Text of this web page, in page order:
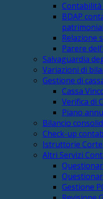
Contabilità
BDAP
Relazione
Parere
Salvaguardia
Variazioni di
Gestione di
Cassa
Verifica di
Piano
Bilancio
Check-up
Istruttorie
Altri Servizi
Gestione